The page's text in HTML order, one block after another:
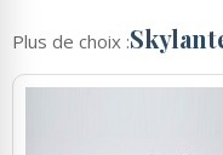
Plus de choix :